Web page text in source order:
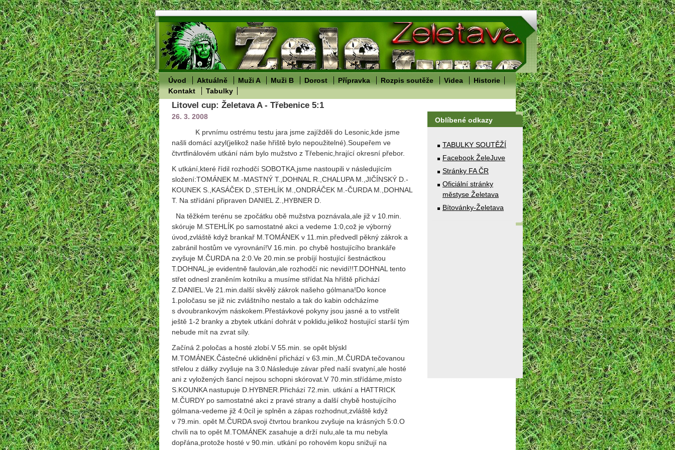
Úvod Aktuálně Muži A Muži B Dorost Přípravka Rozpis soutěže Videa
Historie
Kontakt
Tabulky
Oblíbené odkazy
TABULKY SOUTĚŽÍ
Facebook ŽeleJuve
Stránky FA ČR
Oficiální stránky
městyse Želetava
Bítovánky-Želetava
Litovel cup: Želetava A - Třebenice 5:1
26. 3. 2008
K prvnímu ostrému testu jara jsme zajížděli do Lesonic,kde jsme
našli domácí azyl(jelikož naše hřiště bylo nepoužitelné).Soupeřem ve
čtvrtfinálovém utkání nám bylo mužstvo z Třebenic,hrající okresní přebor.
K utkání,které řídil rozhodčí SOBOTKA,jsme nastoupili v následujícím
složení:TOMÁNEK M.-MASTNÝ T.,DOHNAL R.,CHALUPA M.,JIČÍNSKÝ D.-
KOUNEK S.,KASÁČEK D.,STEHLÍK M.,ONDRÁČEK M.-ČURDA M.,DOHNAL
T. Na střídání připraven DANIEL Z.,HYBNER D.
Na těžkém terénu se zpočátku obě mužstva poznávala,ale již v 10.min.
skóruje M.STEHLÍK po samostatné akci a vedeme 1:0,což je výborný
úvod,zvláště když brankař M.TOMÁNEK v 11.min.předvedl pěkný zákrok a
zabránil hostům ve vyrovnání!V 16.min. po chybě hostujícího brankáře
zvyšuje M.ČURDA na 2:0.Ve 20.min.se probíjí hostující šestnáctkou
T.DOHNAL,je evidentně faulován,ale rozhodčí nic nevidí!!T.DOHNAL tento
střet odnesl zraněním kotníku a musíme střídat.Na hřiště přichází
Z.DANIEL.Ve 21.min.další skvělý zákrok našeho gólmana!Do konce
1.poločasu se již nic zvláštního nestalo a tak do kabin odcházíme
s dvoubrankovým náskokem.Přestávkové pokyny jsou jasné a to vstřelit
ještě 1-2 branky a zbytek utkání dohrát v poklidu,jelikož hostující starší tým
nebude mít na zvrat síly.
Začíná 2.poločas a hosté zlobí.V 55.min. se opět blýskl
M.TOMÁNEK.Částečné uklidnění přichází v 63.min.,M.ČURDA tečovanou
střelou z dálky zvyšuje na 3:0.Následuje závar před naší svatyní,ale hosté
ani z vyložených šancí nejsou schopni skórovat.V 70.min.střídáme,místo
S.KOUNKA nastupuje D.HYBNER.Přichází 72.min. utkání a HATTRICK
M.ČURDY po samostatné akci z pravé strany a další chybě hostujícího
gólmana-vedeme již 4:0cíl je splněn a zápas rozhodnut,zvláště když
v 79.min. opět M.ČURDA svoji čtvrtou brankou zvyšuje na krásných 5:0.O
chvíli na to opět M.TOMÁNEK zasahuje a drží nulu,ale ta mu nebyla
dopřána,protože hosté v 90.min. utkání po rohovém kopu snižují na